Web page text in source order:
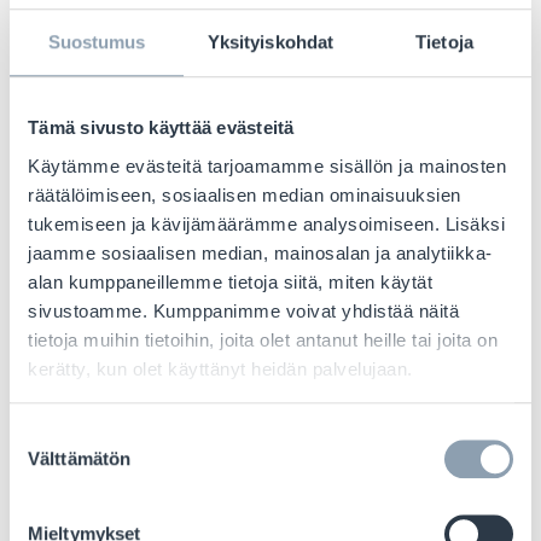
Suostumus Yksityiskohdat Tietoja
Tämä sivusto käyttää evästeitä
Käytämme evästeitä tarjoamamme sisällön ja mainosten
räätälöimiseen, sosiaalisen median ominaisuuksien
tukemiseen ja kävijämäärämme analysoimiseen. Lisäksi
jaamme sosiaalisen median, mainosalan ja analytiikka-
alan kumppaneillemme tietoja siitä, miten käytät
sivustoamme. Kumppanimme voivat yhdistää näitä
tietoja muihin tietoihin, joita olet antanut heille tai joita on
kerätty, kun olet käyttänyt heidän palvelujaan.
valinta
Välttämätön
Mieltymykset
hävikkien vähentämisessä. Tässä
vaiheessa RFID-teknologia on
välttämätön varastonhallinnan
tarkkuuden ja tehokkuuden
parantamiseksi. Se antaa jälleenmyyjille
mahdollisuuden tunnistaa tuotteet, joiden
viimeinen käyttöpäivä on lähellä tai jotka
ovat pilaantumisvaarassa, jotta voidaan
ryhtyä ennakoiviin toimiin ruokahävikin
estämiseksi ja tuotteiden löytämisen tai
siirtämisen helpottamiseksi myymälästä.
ravintolat voivat käyttää